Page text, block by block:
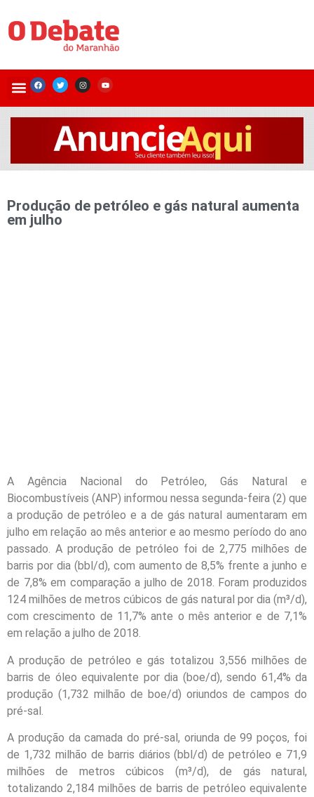
Produção de petróleo e gás natural aumenta
em julho
A Agência Nacional do Petróleo, Gás Natural e
Biocombustíveis (ANP) informou nessa segunda-feira (2) que
a produção de petróleo e a de gás natural aumentaram em
julho em relação ao mês anterior e ao mesmo período do ano
passado. A produção de petróleo foi de 2,775 milhões de
barris por dia (bbl/d), com aumento de 8,5% frente a junho e
de 7,8% em comparação a julho de 2018. Foram produzidos
124 milhões de metros cúbicos de gás natural por dia (m³/d),
com crescimento de 11,7% ante o mês anterior e de 7,1%
em relação a julho de 2018.
A produção de petróleo e gás totalizou 3,556 milhões de
barris de óleo equivalente por dia (boe/d), sendo 61,4% da
produção (1,732 milhão de boe/d) oriundos de campos do
pré-sal.
A produção da camada do pré-sal, oriunda de 99 poços, foi
de 1,732 milhão de barris diários (bbl/d) de petróleo e 71,9
milhões de metros cúbicos (m³/d), de gás natural,
totalizando 2,184 milhões de barris de petróleo equivalente